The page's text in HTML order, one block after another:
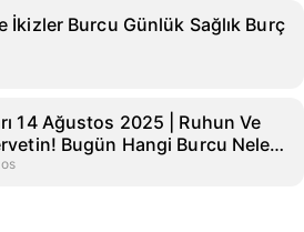
İkizler Burcu Günlük Sağlık Burç
14 Ağustos 2025 | Ruhun Ve
Bugün Hangi Burcu Neler
Balık Ve Diğer Burç